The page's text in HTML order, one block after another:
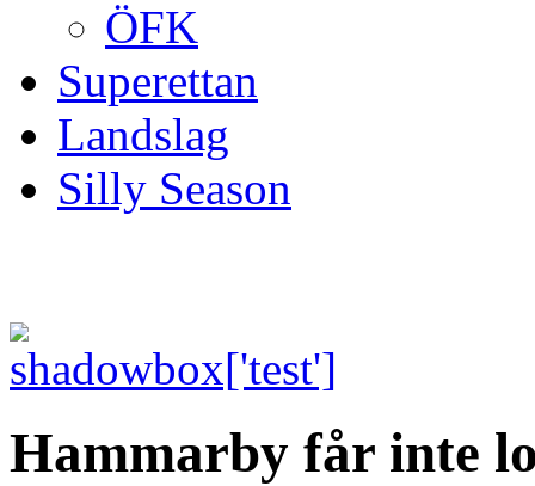
ÖFK
Superettan
Landslag
Silly Season
Hammarby får inte